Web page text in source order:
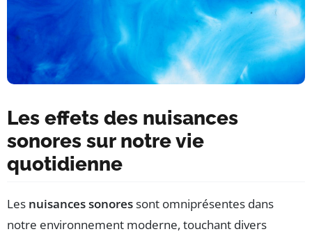
Les effets des nuisances
sonores sur notre vie
quotidienne
Les nuisances sonoressont omniprésentes dans
notre environnement moderne, touchant divers